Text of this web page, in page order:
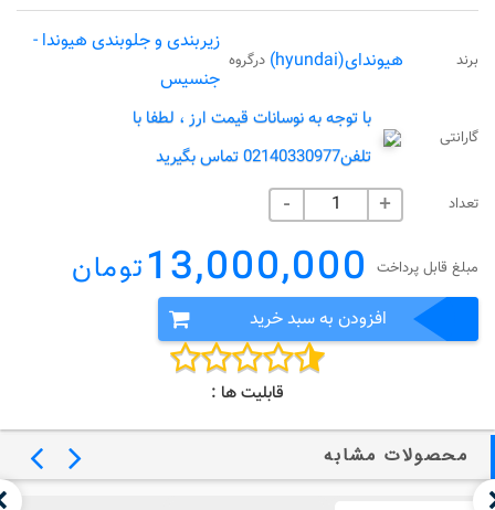
برند هیوندای(hyundai) درگروه
زیربندی و جلوبندی هیوندا -
جنسیس
گارانتی
با توجه به نوسانات قیمت ارز ، لطفا با
تلفن02140330977 تماس بگیرید
تعداد - +
مبلغ قابل پرداخت 13,000,000تومان
افزودن به سبد خرید
قابلیت ها :
محصولات مشابه